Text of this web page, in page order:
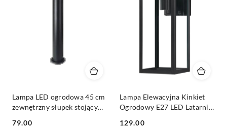
Lampa LED ogrodowa 45 cm
zewnętrzny słupek stojący
79.00
Lampa Elewacyjna Kinkiet
Ogrodowy E27 LED Latarnia
129.00